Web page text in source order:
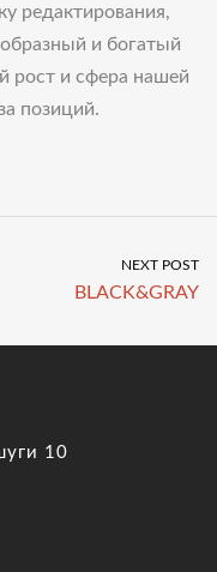
редактирования,
и богатый
рост и сфера нашей
позиций.
NEXT POST
BLACK&GRAY
10